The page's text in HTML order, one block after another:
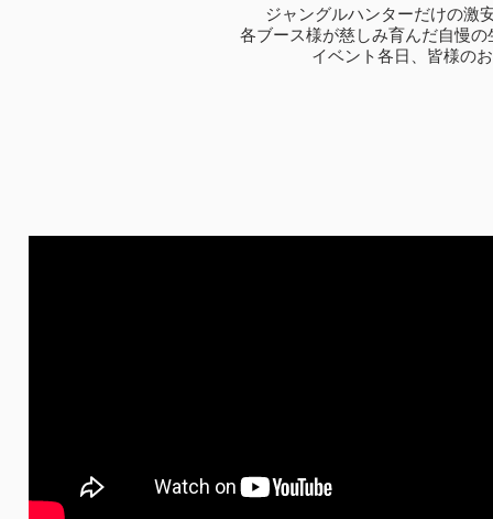
ジャングルハンターだけの激
各ブース様が慈しみ育んだ自慢
イベント各日、皆様の